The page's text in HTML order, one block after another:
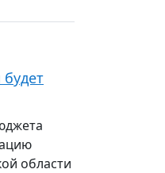
области